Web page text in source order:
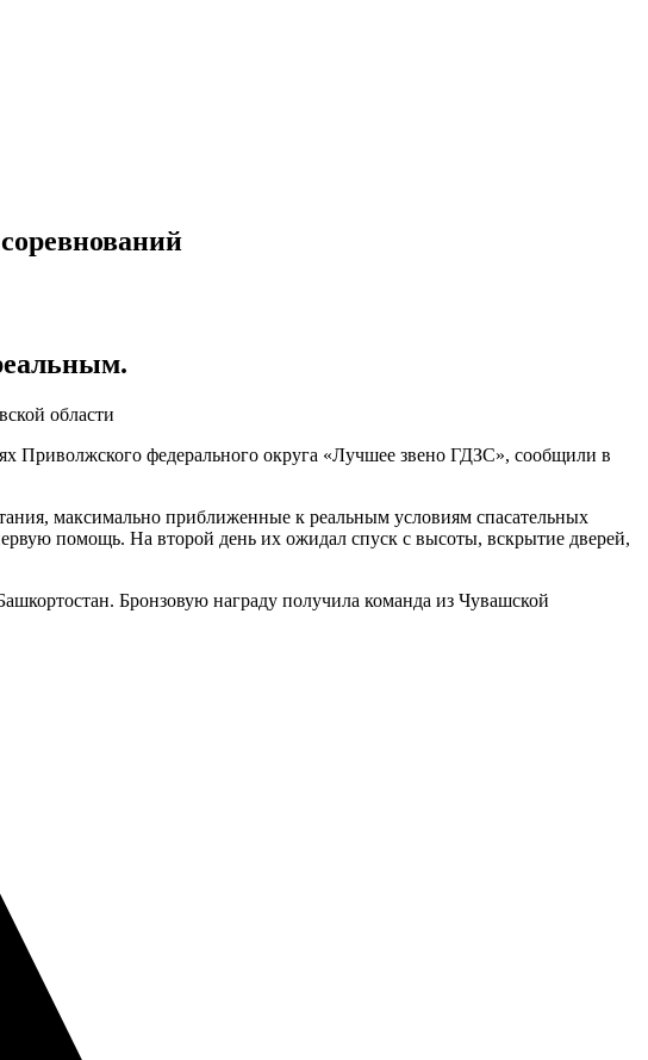
области
Приволжского федерального округа «Лучшее звено ГДЗС», сообщили в
максимально приближенные к реальным условиям спасательных
помощь. На второй день их ожидал спуск с высоты, вскрытие дверей,
Бронзовую награду получила команда из Чувашской